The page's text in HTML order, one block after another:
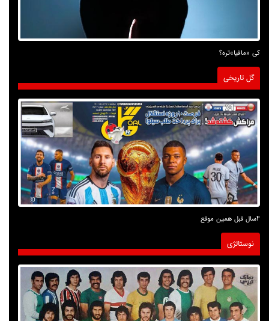
کی «مافیا»تره؟
گل تاریخی
4سال قبل همین موقع
نوستالژی